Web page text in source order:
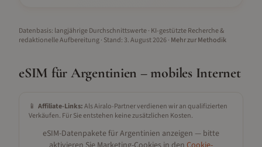
Datenbasis: langjährige Durchschnittswerte · KI-gestützte Recherche &
redaktionelle Aufbereitung· Stand: 3. August 2026· Mehr zur Methodik
eSIM für Argentinien – mobiles Internet
📱 Affiliate-Links:Als Airalo-Partner verdienen wir an qualifizierten
Verkäufen. Für Sie entstehen keine zusätzlichen Kosten.
eSIM-Datenpakete fürArgentinien anzeigen — bitte